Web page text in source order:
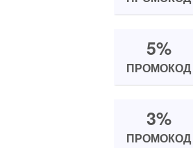
5%
ПРОМОКОД
3%
ПРОМОКОД